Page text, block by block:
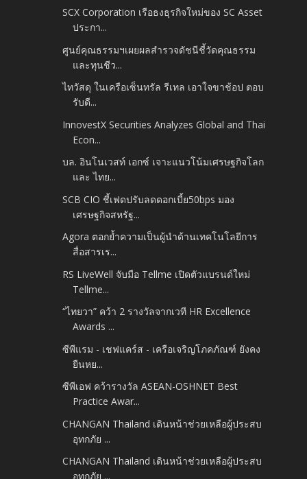
SCX Corporation เรือธงธุรกิจใหม่ของ SC Asset
ประกา...
ศูนย์คุณธรรมฯเผยผลสำรวจดัชนีชี้วัดคุณธรรม
และทุนชีว...
ไทวัสดุ ในเครือเซ็นทรัล รีเทล เอาใจขาช้อป ตอบ
รับดี...
InnovestX Securities Analyzes Global and Thai
Econ...
บล. อินโนเวสท์ เอกซ์ เจาะแนวโน้มเศรษฐกิจโลก
และ ไทย...
SCB CIO ชี้เฟดปรับลดดอกเบี้ย50bps มอง
เศรษฐกิจสหรัฐ...
Agora ตอกย้ำความเป็นผู้นำด้านเทคโนโลยีการ
สื่อสารเร...
RS LiveWell จับมือ Tellme เปิดตัวแบรนด์ใหม่
Tellme...
“ไทยวา” คว้า 2 รางวัลจากเวที HR Excellence
Awards ...
ซีพีแรม - เชฟแคร์ส - เครือเจริญโภคภัณฑ์ ยังคง
ยืนหย...
ซีพีเอฟ คว้ารางวัล ASEAN-OSHNET Best
Practice Awar...
CHANGAN Thailand เดินหน้าช่วยเหลือผู้ประสบ
อุทกภัย ...
CHANGAN Thailand เดินหน้าช่วยเหลือผู้ประสบ
อุทกภัย ...